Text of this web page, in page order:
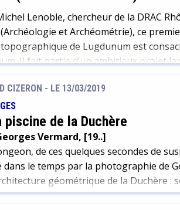
Lenoble, chercheur de la DRAC
et Archéométrie), ce
de Lugdunum est
Il fait partie d’un ambitieux projet
[…]
CIZERON - LE 13/03/2019
piscine de la Duchère
Vermard, [19..]
de ces quelques secondes de
dans le temps par la photographie de
géométrique de la Duchère :